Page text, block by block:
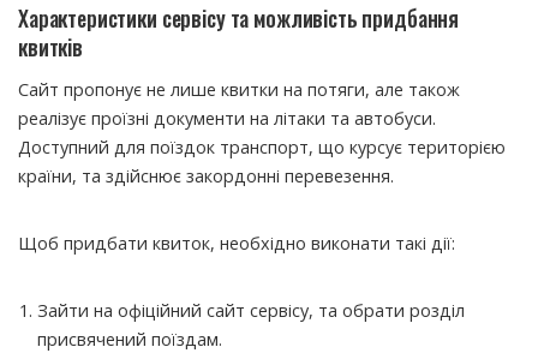
Характеристики сервісу та можливість придбання
квитків
Сайт пропонує не лише квитки на потяги, але також
реалізує проїзні документи на літаки та автобуси.
Доступний для поїздок транспорт, що курсує територією
країни, та здійснює закордонні перевезення.
Щоб придбати квиток, необхідно виконати такі дії:
Зайти на офіційний сайт сервісу, та обрати розділ
присвячений поїздам.